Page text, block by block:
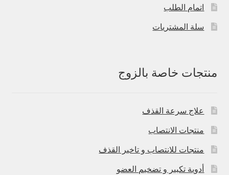
اتمام الطلب
سلة المشتريات
منتجات خاصة بالزوج
علاج سرعة القذف
منتجات الانتصاب
منتجات للانتصاب و تاخير القذف
أدوية تكبير و تضخيم العضو